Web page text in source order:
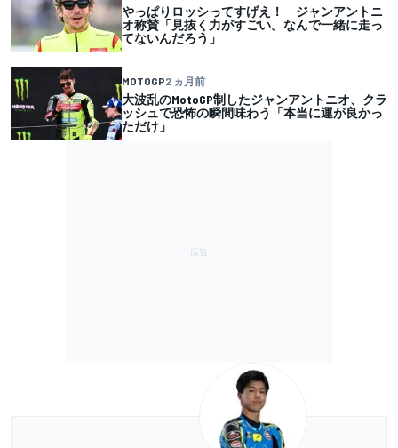
やっぱりロッシってすげえ！ ジャンアントニ
オ称賛「見抜く力がすごい。なんで一緒に走っ
てないんだろう」
MOTOGP2 ヵ月前
大波乱のMotoGP制したジャンアントニオ、クラ
ッシュで恐怖の瞬間味わう「本当に運が良かっ
ただけ」